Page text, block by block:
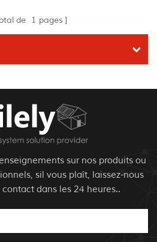
de 1 pages
sur nos produits ou
sil vous plaît, laissez-nous
dans les 24 heures..